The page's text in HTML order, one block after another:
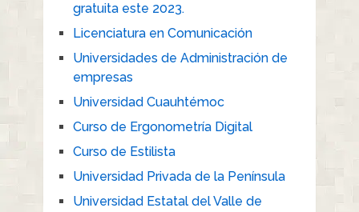
gratuita este 2023.
Licenciatura en Comunicación
Universidades de Administración de
empresas
Universidad Cuauhtémoc
Curso de Ergonometría Digital
Curso de Estilista
Universidad Privada de la Península
Universidad Estatal del Valle de